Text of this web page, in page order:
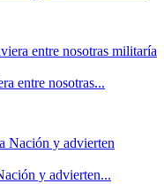
entre nosotras...
y advierten...